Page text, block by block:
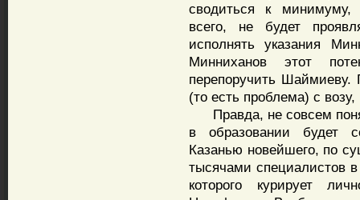
сводиться к минимуму,
всего, не будет
исполнять указания
Минниханов этот
перепоручить Шаймиеву.
(то есть проблема) с
Правда, не совсем
в образовании будет
Казанью новейшего, по
тысячами специалистов
которого курирует